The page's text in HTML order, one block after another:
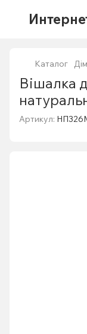
Каталог
Вішалка
Артикул: